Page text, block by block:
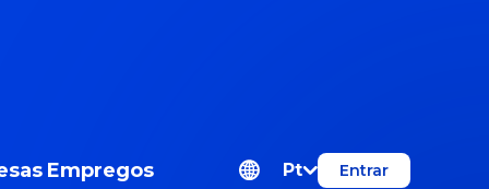
Empregos Pt Entrar